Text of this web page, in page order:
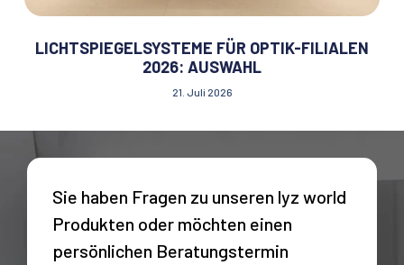
LICHTSPIEGELSYSTEME FÜR OPTIK-FILIALEN
2026: AUSWAHL
21. Juli 2026
Sie haben Fragen zu unseren lyz world
Produkten oder möchten einen
persönlichen Beratungstermin